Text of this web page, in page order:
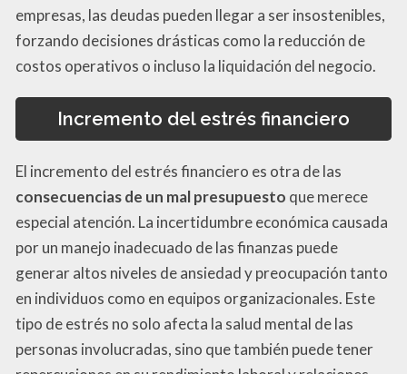
empresas, las deudas pueden llegar a ser insostenibles,
forzando decisiones drásticas como la reducción de
costos operativos o incluso la liquidación del negocio.
Incremento del estrés financiero
El incremento del estrés financiero es otra de las
consecuencias de un mal presupuesto que merece
especial atención. La incertidumbre económica causada
por un manejo inadecuado de las finanzas puede
generar altos niveles de ansiedad y preocupación tanto
en individuos como en equipos organizacionales. Este
tipo de estrés no solo afecta la salud mental de las
personas involucradas, sino que también puede tener